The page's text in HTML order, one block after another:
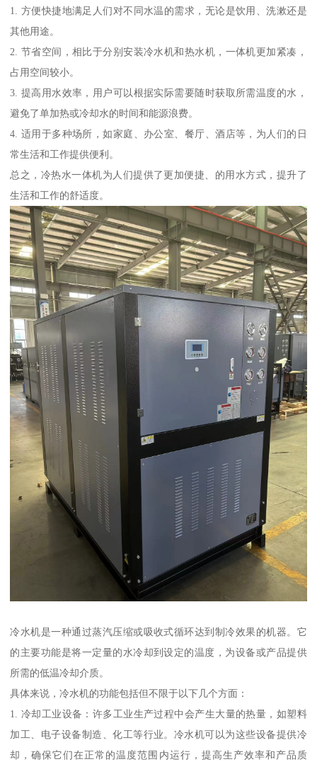
1. 方便快捷地满足人们对不同水温的需求，无论是饮用、洗漱还是
其他用途。
2. 节省空间，相比于分别安装冷水机和热水机，一体机更加紧凑，
占用空间较小。
3. 提高用水效率，用户可以根据实际需要随时获取所需温度的水，
避免了单加热或冷却水的时间和能源浪费。
4. 适用于多种场所，如家庭、办公室、餐厅、酒店等，为人们的日
常生活和工作提供便利。
总之，冷热水一体机为人们提供了更加便捷、的用水方式，提升了
生活和工作的舒适度。
冷水机是一种通过蒸汽压缩或吸收式循环达到制冷效果的机器。它
的主要功能是将一定量的水冷却到设定的温度，为设备或产品提供
所需的低温冷却介质。
具体来说，冷水机的功能包括但不限于以下几个方面：
1. 冷却工业设备：许多工业生产过程中会产生大量的热量，如塑料
加工、电子设备制造、化工等行业。冷水机可以为这些设备提供冷
却，确保它们在正常的温度范围内运行，提高生产效率和产品质